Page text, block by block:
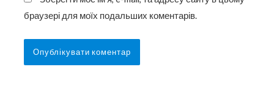
браузері для моїх подальших коментарів.